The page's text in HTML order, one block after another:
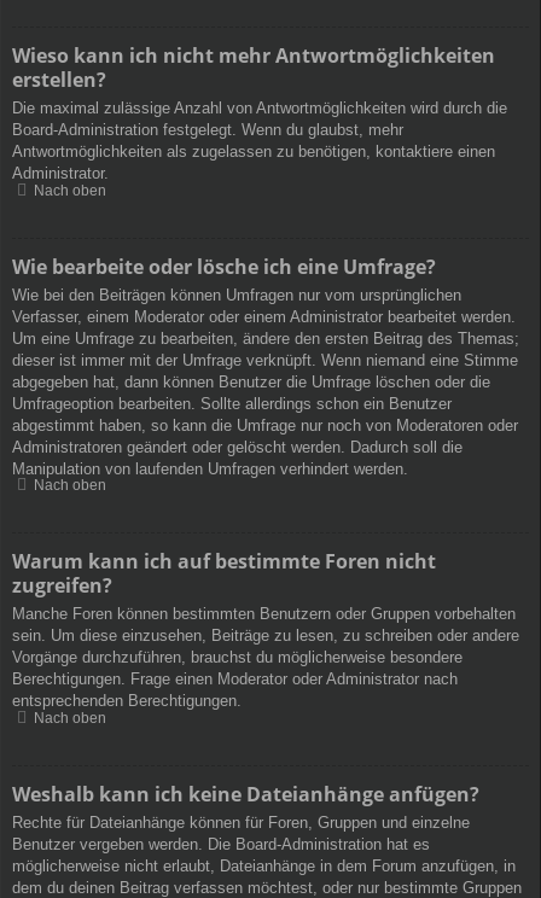
Wieso kann ich nicht mehr Antwortmöglichkeiten
erstellen?
Die maximal zulässige Anzahl von Antwortmöglichkeiten wird durch die
Board-Administration festgelegt. Wenn du glaubst, mehr
Antwortmöglichkeiten als zugelassen zu benötigen, kontaktiere einen
Administrator.
Nach oben
Wie bearbeite oder lösche ich eine Umfrage?
Wie bei den Beiträgen können Umfragen nur vom ursprünglichen
Verfasser, einem Moderator oder einem Administrator bearbeitet werden.
Um eine Umfrage zu bearbeiten, ändere den ersten Beitrag des Themas;
dieser ist immer mit der Umfrage verknüpft. Wenn niemand eine Stimme
abgegeben hat, dann können Benutzer die Umfrage löschen oder die
Umfrageoption bearbeiten. Sollte allerdings schon ein Benutzer
abgestimmt haben, so kann die Umfrage nur noch von Moderatoren oder
Administratoren geändert oder gelöscht werden. Dadurch soll die
Manipulation von laufenden Umfragen verhindert werden.
Nach oben
Warum kann ich auf bestimmte Foren nicht
zugreifen?
Manche Foren können bestimmten Benutzern oder Gruppen vorbehalten
sein. Um diese einzusehen, Beiträge zu lesen, zu schreiben oder andere
Vorgänge durchzuführen, brauchst du möglicherweise besondere
Berechtigungen. Frage einen Moderator oder Administrator nach
entsprechenden Berechtigungen.
Nach oben
Weshalb kann ich keine Dateianhänge anfügen?
Rechte für Dateianhänge können für Foren, Gruppen und einzelne
Benutzer vergeben werden. Die Board-Administration hat es
möglicherweise nicht erlaubt, Dateianhänge in dem Forum anzufügen, in
dem du deinen Beitrag verfassen möchtest, oder nur bestimmte Gruppen